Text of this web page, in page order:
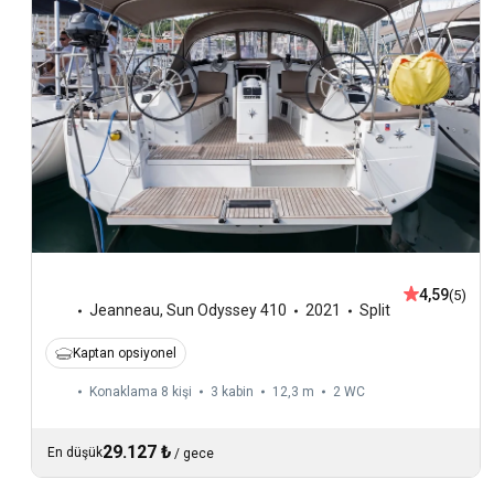
Jeanneau, Sun Odyssey 410 2021 Split
4,59(5)
Kaptan opsiyonel
Konaklama 8 kişi 3 kabin 12,3 m 2 WC
En düşük29.127 ₺ / gece